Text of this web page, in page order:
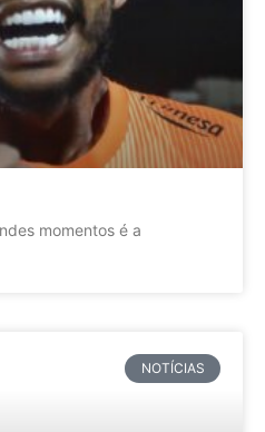
momentos é a
NOTÍCIAS